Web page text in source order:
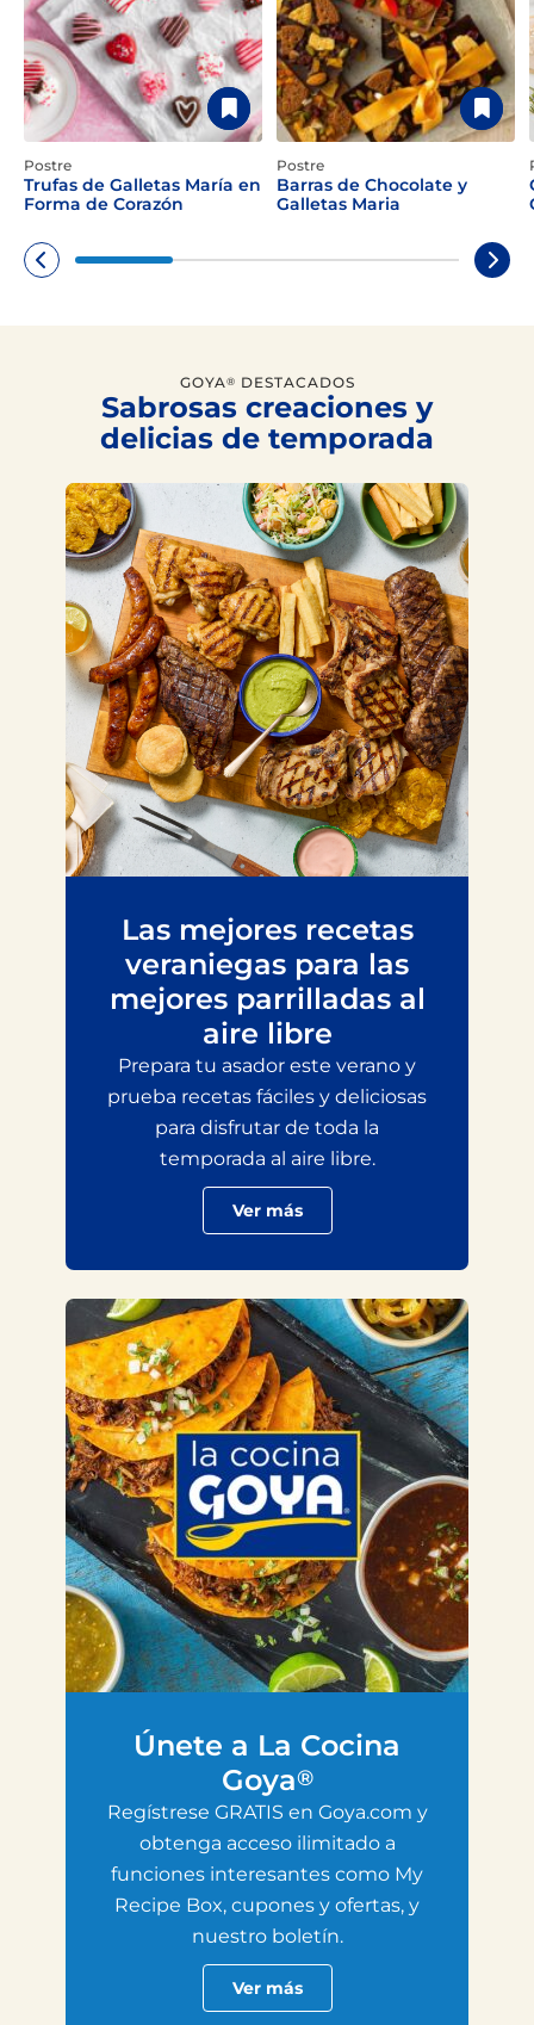
Postre
Trufas de Galletas María en
Forma de Corazón
Postre
Barras de Chocolate y
Galletas Maria
GOYA® DESTACADOS
Sabrosas creaciones y
delicias de temporada
Las mejores recetas
veraniegas para las
mejores parrilladas al
aire libre
Prepara tu asador este verano y
prueba recetas fáciles y deliciosas
para disfrutar de toda la
temporada al aire libre.
Ver más
Únete a La Cocina
Goya®
Regístrese GRATIS en Goya.com y
obtenga acceso ilimitado a
funciones interesantes como My
Recipe Box, cupones y ofertas, y
nuestro boletín.
Ver más